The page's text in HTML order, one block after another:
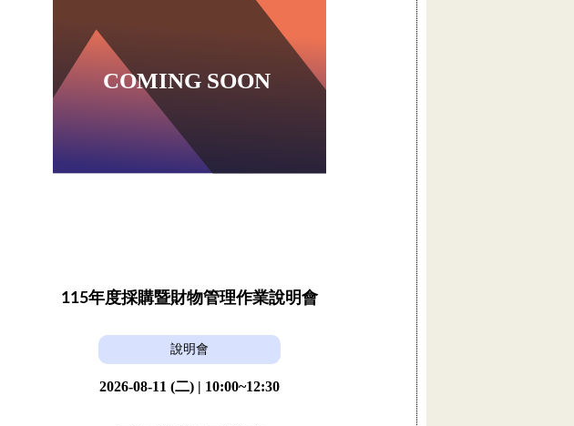
115年度採購暨財物管理作業說明會
說明會
2026-08-11 (二) | 10:00~12:30